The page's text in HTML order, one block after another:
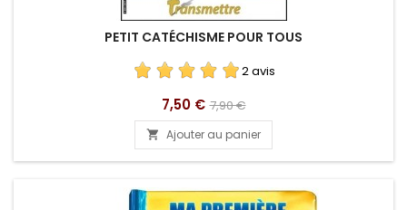
PETIT CATÉCHISME POUR TOUS
2 avis
Prix
7,50 € Prix
de
base
7,90 €
 Ajouter au panier